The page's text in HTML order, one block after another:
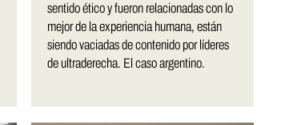
sentido ético y fueron relacionadas con lo
mejor de la experiencia humana, están
siendo vaciadas de contenido por líderes
de ultraderecha. El caso argentino.